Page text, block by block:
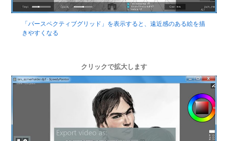
「パースペクティブグリッド」を表示すると、遠近感のある絵を描
きやすくなる
クリックで拡大します